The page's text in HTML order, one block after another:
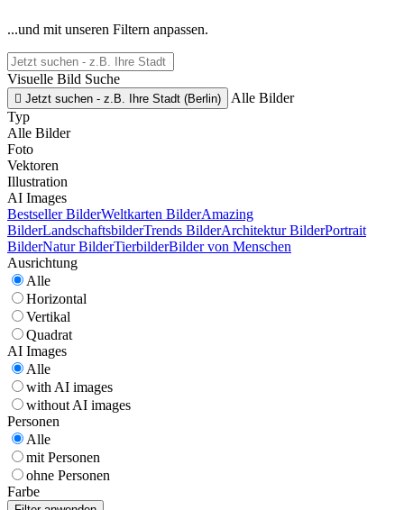
...und mit unseren Filtern anpassen.
Visuelle Bild Suche
 Jetzt suchen - z.B. Ihre Stadt (Berlin)
Alle Bilder
Typ
Alle Bilder
Foto
Vektoren
Illustration
AI Images
Bestseller BilderWeltkarten BilderAmazing
BilderLandschaftsbilderTrends BilderArchitektur BilderPortrait
BilderNatur BilderTierbilderBilder von Menschen
Ausrichtung
Alle
Horizontal
Vertikal
Quadrat
AI Images
Alle
with AI images
without AI images
Personen
Alle
mit Personen
ohne Personen
Farbe